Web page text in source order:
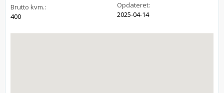
Brutto kvm.:
400
Opdateret:
2025-04-14